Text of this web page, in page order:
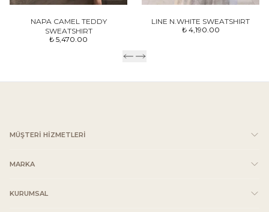
NAPA CAMEL TEDDY
SWEATSHIRT
₺ 5,470.00
LINE N.WHITE SWEATSHIRT
₺ 4,190.00
MÜŞTERİ HİZMETLERİ
MARKA
KURUMSAL